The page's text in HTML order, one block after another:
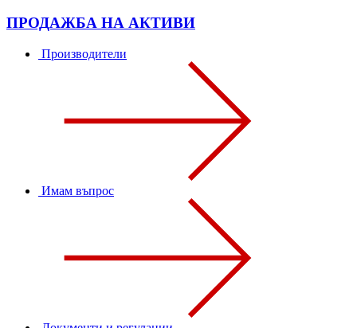
ПРОДАЖБА НА АКТИВИ
Производители
Имам въпрос